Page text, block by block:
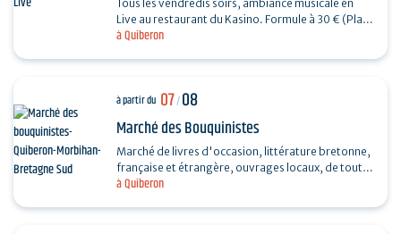
à Quiberon
Tous les vendredis soirs, ambiance musicale en
Live au restaurant du Kasino. Formule à 30 € (Plat
à Quiberon
à partir du 07/08
Marché des Bouquinistes
Marché de livres d'occasion, littérature bretonne,
française et étrangère, ouvrages locaux, de toutes
les périodes et toutes les collections...